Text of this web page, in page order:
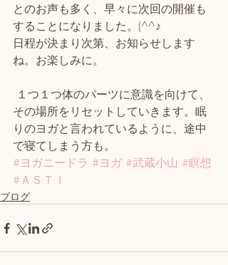
とのお声も多く、早々に次回の開催も
することになりました。(^^♪
日程が決まり次第、お知らせします
ね。お楽しみに。
その場所をリセットしていきます。眠
りのヨガと言われているように、途中
で寝てしまう方も。
#ヨガニードラ #ヨガ #武蔵小山 #瞑想
#ＡＳＴＩ
ブログ